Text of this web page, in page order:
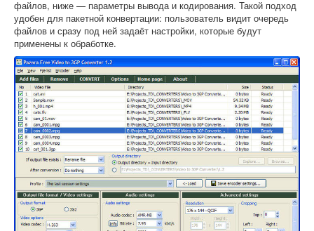
файлов, ниже — параметры вывода и кодирования. Такой подход
удобен для пакетной конвертации: пользователь видит очередь
файлов и сразу под ней задаёт настройки, которые будут
применены к обработке.